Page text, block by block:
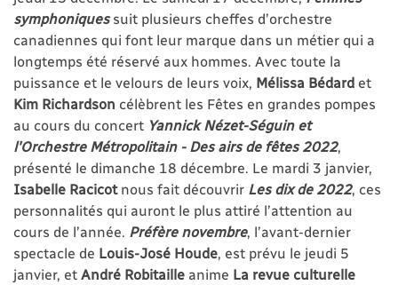
symphoniquessuit plusieurs cheffes d’orchestre
canadiennes qui font leur marque dans un métier qui a
longtemps été réservé aux hommes. Avec toute la
puissance et le velours de leurs voix, Mélissa Bédard et
Kim Richardson célèbrent les Fêtes en grandes pompes
au cours du concert Yannick Nézet-Séguin et
l'Orchestre Métropolitain - Des airs de fêtes 2022,
présenté le dimanche 18­ décembre. Le mardi 3 janvier,
Isabelle Racicotnous fait découvrir Les dix de 2022, ces
personnalités qui auront le plus attiré l’attention au
cours de l’année. Préfère novembre, l’avant-dernier
spectacle de Louis-José Houde, est prévu le jeudi 5
janvier, et André Robitaille anime La revue culturelle